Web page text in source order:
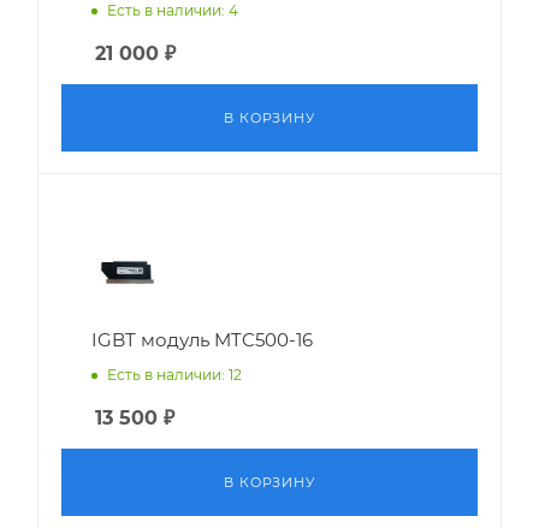
Есть в наличии: 4
21 000 ₽
В КОРЗИНУ
IGBT модуль MTC500-16
Есть в наличии: 12
13 500 ₽
В КОРЗИНУ